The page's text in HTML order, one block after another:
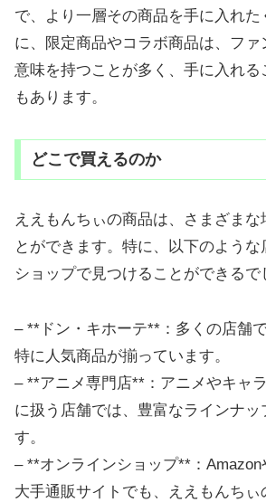
で、より一層その商品を手に入れ
に、限定商品やコラボ商品は、ファ
意味を持つことが多く、手に入れる
もあります。
どこで買えるのか
ええもんちぃの商品は、さまざまな
とができます。特に、以下のよう
ショップで見つけることができるで
– **ドン・キホーテ**：多くの店舗
特に人気商品が揃っています。
– **アニメ専門店**：アニメやキャ
に扱う店舗では、豊富なラインナッ
す。
– **オンラインショップ**：
大手通販サイトでも、ええもんち